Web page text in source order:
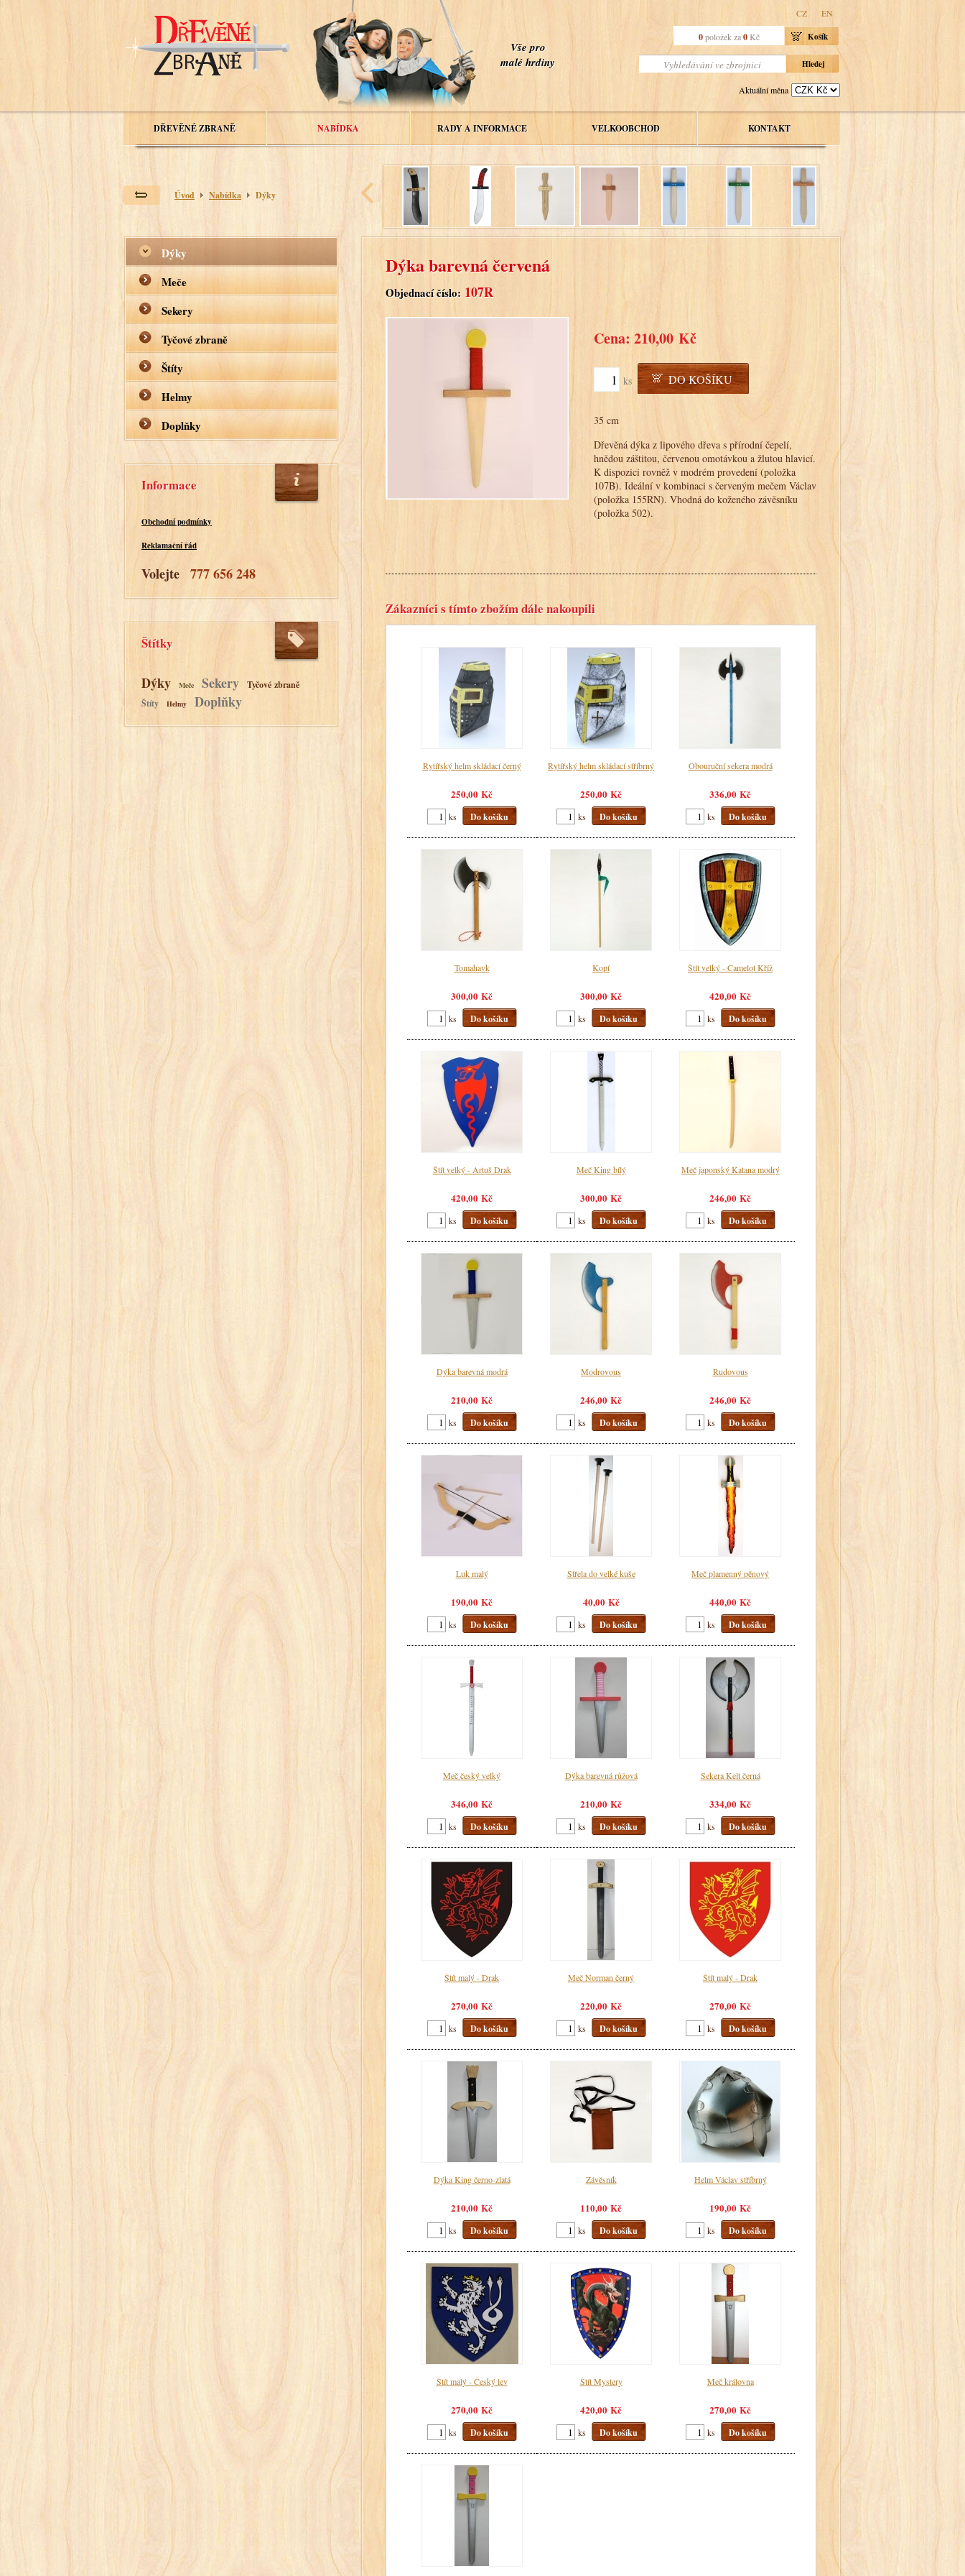
Vše pro
malé hrdiny
CZ EN
Košík
0 položek za0 Kč
Aktuální měna
DŘEVĚNÉ ZBRANĚ NABÍDKA RADY A INFORMACE VELKOOBCHOD KONTAKT
Úvod Nabídka Dýky
Dýky
Meče
Sekery
Tyčové zbraně
Štíty
Helmy
Doplňky
Informace
Obchodní podmínky
Reklamační řád
Volejte 777 656 248
Štítky
Dýky Meče Sekery
Tyčové zbraně
Štíty
Helmy Doplňky
Dýka barevná červená
Objednací číslo: 107R
Cena: 210,00 Kč
ks DO KOŠÍKU
35 cm
Dřevěná dýka z lipového dřeva s přírodní čepelí,
hnědou záštitou, červenou omotávkou a žlutou hlavicí.
K dispozici rovněž v modrém provedení (položka
107B). Ideální v kombinaci s červeným mečem Václav
(položka 155RN). Vhodná do koženého závěsníku
(položka 502).
Zákazníci s tímto zbožím dále nakoupili
Rytířský helm skládací černý
250,00 Kč
ks Do košíku
Rytířský helm skládací stříbrný
250,00 Kč
ks Do košíku
Obouruční sekera modrá
336,00 Kč
ks Do košíku
Tomahavk
300,00 Kč
ks Do košíku
Kopí
300,00 Kč
ks Do košíku
Štít velký - Camelot Kříž
420,00 Kč
ks Do košíku
Štít velký - Artuš Drak
420,00 Kč
ks Do košíku
Meč King bílý
300,00 Kč
ks Do košíku
Meč japonský Katana modrý
246,00 Kč
ks Do košíku
Dýka barevná modrá
210,00 Kč
ks Do košíku
Modrovous
246,00 Kč
ks Do košíku
Rudovous
246,00 Kč
ks Do košíku
Luk malý
190,00 Kč
ks Do košíku
Střela do velké kuše
40,00 Kč
ks Do košíku
Meč plamenný pěnový
440,00 Kč
ks Do košíku
Meč český velký
346,00 Kč
ks Do košíku
Dýka barevná růžová
210,00 Kč
ks Do košíku
Sekera Kelt černá
334,00 Kč
ks Do košíku
Štít malý - Drak
270,00 Kč
ks Do košíku
Meč Norman černý
220,00 Kč
ks Do košíku
Štít malý - Drak
270,00 Kč
ks Do košíku
Dýka King černo-zlatá
210,00 Kč
ks Do košíku
Závěsník
110,00 Kč
ks Do košíku
Helm Václav stříbrný
190,00 Kč
ks Do košíku
Štít malý - Český lev
270,00 Kč
ks Do košíku
Štít Mystery
420,00 Kč
ks Do košíku
Meč královna
270,00 Kč
ks Do košíku